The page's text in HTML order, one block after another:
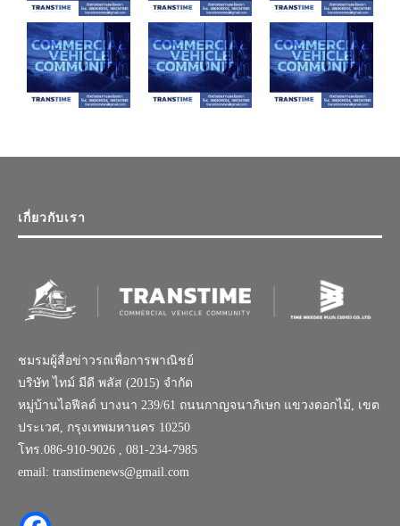
เกี่ยวกับเรา
ชมรมผู้สื่อข่าวรถเพื่อการพาณิชย์
บริษัท ไทม์ มีดี พลัส (2015) จำกัด
หมู่บ้านไอฟีลด์ บางนา 239/61 ถนนกาญจนาภิเษก แขวงดอกไม้, เขต
ประเวศ, กรุงเทพมหานคร 10250
โทร.086-910-9026 , 081-234-7985
email: transtimenews@gmail.com